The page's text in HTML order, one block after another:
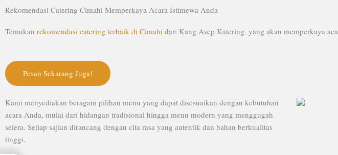
Lewati
konten
Rekomendasi Catering Cimahi Memperkaya Acara Istimewa Anda
Temukan rekomendasi catering terbaik di Cimahi dari Kang Asep Katering, yang akan memperkaya
Pesan Sekarang Juga!
Kami menyediakan beragam pilihan menu yang dapat disesuaikan dengan kebutuhan
acara Anda, mulai dari hidangan tradisional hingga menu modern yang menggugah
selera. Setiap sajian dirancang dengan cita rasa yang autentik dan bahan berkualitas
tinggi.